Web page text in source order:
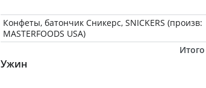
Конфеты, батончик Сникерс, SNICKERS (произв:
MASTERFOODS USA)
Итого
Ужин